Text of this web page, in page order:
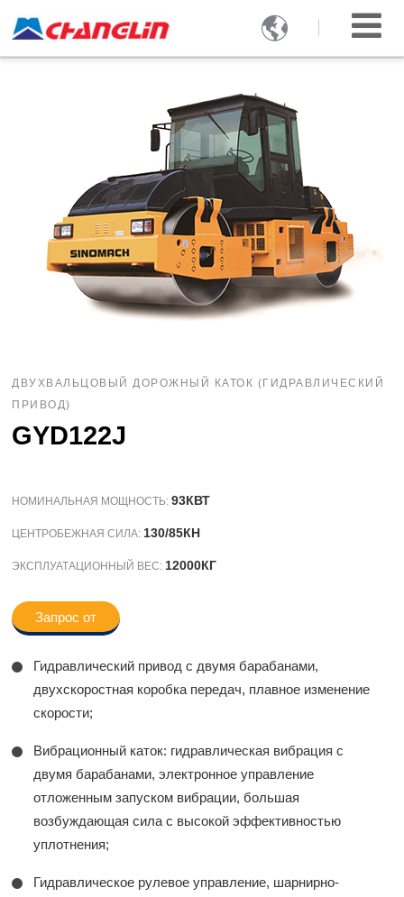

ДВУХВАЛЬЦОВЫЙ ДОРОЖНЫЙ КАТОК (ГИДРАВЛИЧЕСКИЙ
ПРИВОД)
GYD122J
НОМИНАЛЬНАЯ МОЩНОСТЬ:93КВТ
ЦЕНТРОБЕЖНАЯ СИЛА:130/85КН
ЭКСПЛУАТАЦИОННЫЙ ВЕС:12000КГ
Запрос от
Гидравлический привод с двумя барабанами,
двухскоростная коробка передач, плавное изменение
скорости;
Вибрационный каток: гидравлическая вибрация с
двумя барабанами, электронное управление
отложенным запуском вибрации, большая
возбуждающая сила с высокой эффективностью
уплотнения;
Гидравлическое рулевое управление, шарнирно-